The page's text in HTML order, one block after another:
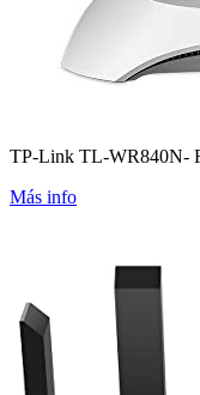
TP-Link TL-WR840N-
Más info